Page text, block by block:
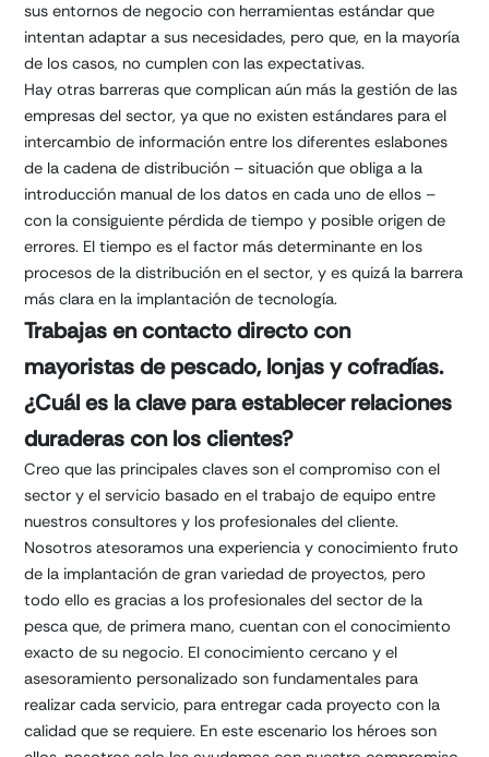
sus entornos de negocio con herramientas estándar que
intentan adaptar a sus necesidades, pero que, en la mayoría
de los casos, no cumplen con las expectativas.
Hay otras barreras que complican aún más la gestión de las
empresas del sector, ya que no existen estándares para el
intercambio de información entre los diferentes eslabones
de la cadena de distribución – situación que obliga a la
introducción manual de los datos en cada uno de ellos –
con la consiguiente pérdida de tiempo y posible origen de
errores. El tiempo es el factor más determinante en los
procesos de la distribución en el sector, y es quizá la barrera
más clara en la implantación de tecnología.
Trabajas en contacto directo con
mayoristas de pescado, lonjas y cofradías.
¿Cuál es la clave para establecer relaciones
duraderas con los clientes?
Creo que las principales claves son el compromiso con el
sector y el servicio basado en el trabajo de equipo entre
nuestros consultores y los profesionales del cliente.
Nosotros atesoramos una experiencia y conocimiento fruto
de la implantación de gran variedad de proyectos, pero
todo ello es gracias a los profesionales del sector de la
pesca que, de primera mano, cuentan con el conocimiento
exacto de su negocio. El conocimiento cercano y el
asesoramiento personalizado son fundamentales para
realizar cada servicio, para entregar cada proyecto con la
calidad que se requiere. En este escenario los héroes son